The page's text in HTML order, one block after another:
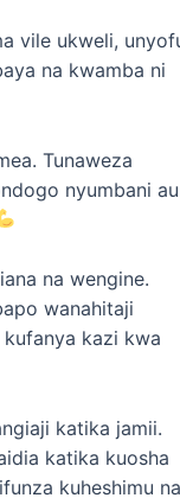
vile ukweli,
na kwamba ni
Tunaweza
nyumbani au
na wengine.
wanahitaji
kazi kwa
katika jamii.
katika kuosha
kuheshimu na